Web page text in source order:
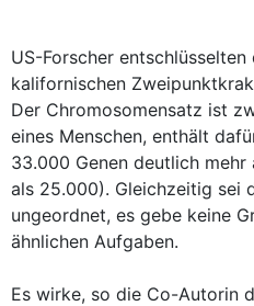
US-Forscher
kalifornischen
Der Chromosomensatz ist
eines Menschen, enthält
33.000 Genen deutlich
als 25.000). Gleichzeitig sei
ungeordnet, es gebe keine
ähnlichen Aufgaben.
Es wirke, so die Co-Autorin